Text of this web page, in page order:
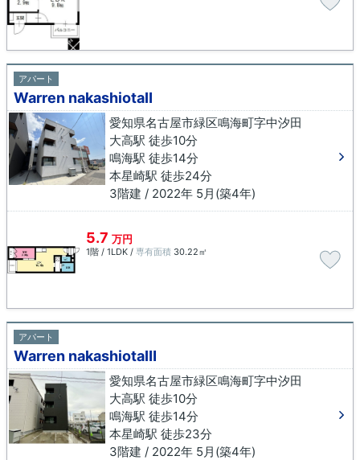
アパート
Warren nakashiotaⅡ
愛知県名古屋市緑区鳴海町字中汐田
大高駅 徒歩10分
鳴海駅 徒歩14分
本星崎駅 徒歩24分
3階建 / 2022年 5月(築4年)
5.7 万円
1階 / 1LDK / 専有面積 30.22㎡
アパート
Warren nakashiotaⅢ
愛知県名古屋市緑区鳴海町字中汐田
大高駅 徒歩10分
鳴海駅 徒歩14分
本星崎駅 徒歩23分
3階建 / 2022年 5月(築4年)